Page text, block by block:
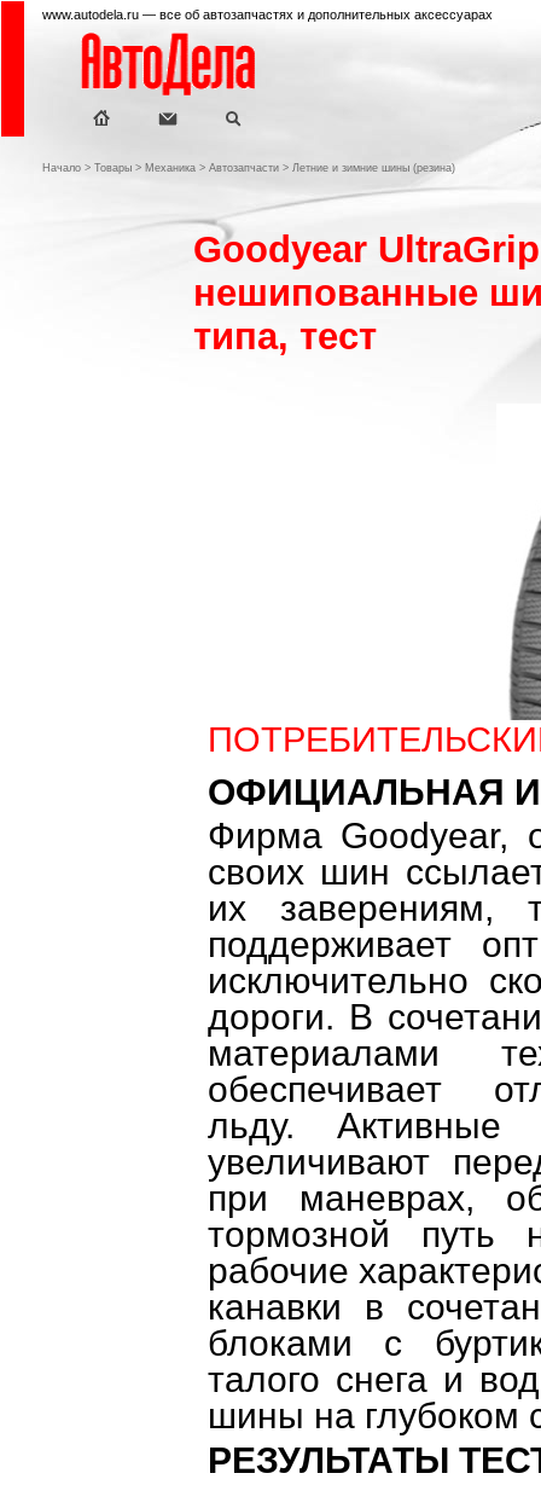
www.autodela.ru — все об автозапчастях и дополнительных аксессуарах
Начало > Товары > Механика > Автозапчасти > Летние и зимние шины (резина)
Goodyear
нешипованные
типа, тест
ОФИЦИАЛЬНАЯ
Фирма Goodyear,
своих шин
их заверениям,
поддерживает
исключительно
дороги. В
материалами
обеспечивает
льду.
Активные
увеличивают
при маневрах,
тормозной
рабочие
канавки в
блоками с
талого снега и
шины на глубоком
РЕЗУЛЬТАТЫ